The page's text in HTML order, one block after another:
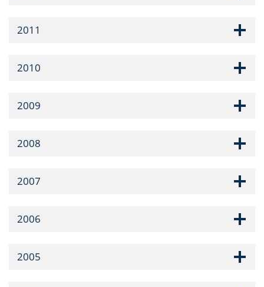
2011
2010
2009
2008
2007
2006
2005